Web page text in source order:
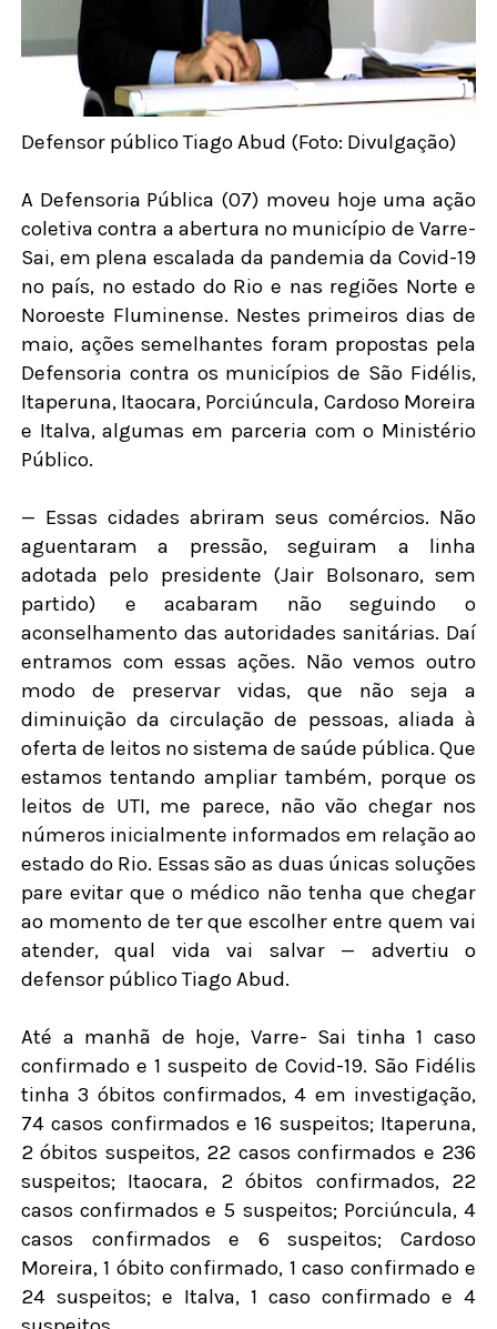
Defensor público Tiago Abud (Foto: Divulgação)
A Defensoria Pública (07) moveu hoje uma ação
coletiva contra a abertura no município de Varre-
Sai, em plena escalada da pandemia da Covid-19
no país, no estado do Rio e nas regiões Norte e
Noroeste Fluminense. Nestes primeiros dias de
maio, ações semelhantes foram propostas pela
Defensoria contra os municípios de São Fidélis,
Itaperuna, Itaocara, Porciúncula, Cardoso Moreira
e Italva, algumas em parceria com o Ministério
Público.
— Essas cidades abriram seus comércios. Não
aguentaram a pressão, seguiram a linha
adotada pelo presidente (Jair Bolsonaro, sem
partido) e acabaram não seguindo o
aconselhamento das autoridades sanitárias. Daí
entramos com essas ações. Não vemos outro
modo de preservar vidas, que não seja a
diminuição da circulação de pessoas, aliada à
oferta de leitos no sistema de saúde pública. Que
estamos tentando ampliar também, porque os
leitos de UTI, me parece, não vão chegar nos
números inicialmente informados em relação ao
estado do Rio. Essas são as duas únicas soluções
pare evitar que o médico não tenha que chegar
ao momento de ter que escolher entre quem vai
atender, qual vida vai salvar — advertiu o
defensor público Tiago Abud.
Até a manhã de hoje, Varre- Sai tinha 1 caso
confirmado e 1 suspeito de Covid-19. São Fidélis
tinha 3 óbitos confirmados, 4 em investigação,
74 casos confirmados e 16 suspeitos; Itaperuna,
2 óbitos suspeitos, 22 casos confirmados e 236
suspeitos; Itaocara, 2 óbitos confirmados, 22
casos confirmados e 5 suspeitos; Porciúncula, 4
casos confirmados e 6 suspeitos; Cardoso
Moreira, 1 óbito confirmado, 1 caso confirmado e
24 suspeitos; e Italva, 1 caso confirmado e 4